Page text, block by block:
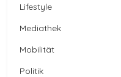
Lifestyle
Mediathek
Mobilität
Politik